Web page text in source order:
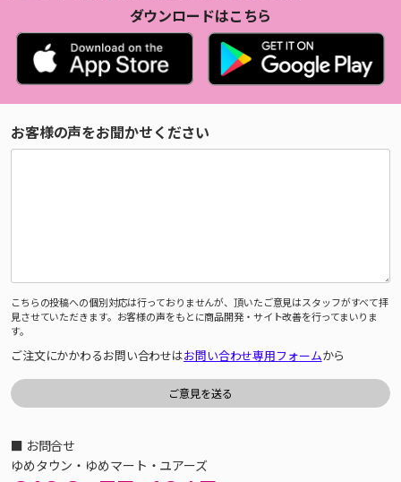
ダウンロードはこちら
お客様の声をお聞かせください
こちらの投稿への個別対応は行っておりませんが、頂いたご意見はスタッフがすべて拝
見させていただきます。お客様の声をもとに商品開発・サイト改善を行ってまいりま
す。
ご注文にかかわるお問い合わせはお問い合わせ専用フォームから
■ お問合せ
ゆめタウン・ゆめマート・ユアーズ